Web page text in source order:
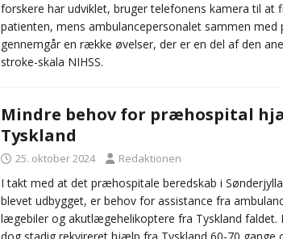
forskere har udviklet, bruger telefonens kamera til at
patienten, mens ambulancepersonalet sammen med
gennemgår en række øvelser, der er en del af den
stroke-skala NIHSS.
Mindre behov for præhospital
Tyskland
25. oktober 2024 Redaktionen
I takt med at det præhospitale beredskab i
blevet udbygget, er behov for assistance fra
lægebiler og akutlægehelikoptere fra Tyskland faldet.